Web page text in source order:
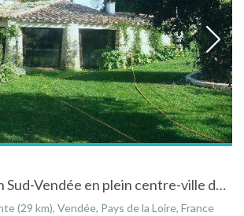
Gîte atypique en Sud-Vendée en plein centre-ville de Fontenay-Le-Comte
(29 km), Vendée, Pays de la Loire, France